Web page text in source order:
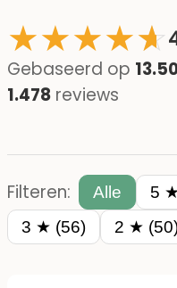
★★★★☆
★
Gebaseerd op
1.478 reviews
Filteren: Alle 5
3 ★ (56)
2 ★